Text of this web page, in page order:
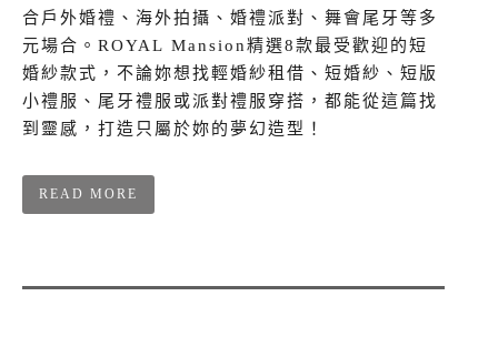
合戶外婚禮、海外拍攝、婚禮派對、舞會尾牙等多
元場合。ROYAL Mansion精選8款最受歡迎的短
婚紗款式，不論妳想找輕婚紗租借、短婚紗、短版
小禮服、尾牙禮服或派對禮服穿搭，都能從這篇找
到靈感，打造只屬於妳的夢幻造型！
READ MORE